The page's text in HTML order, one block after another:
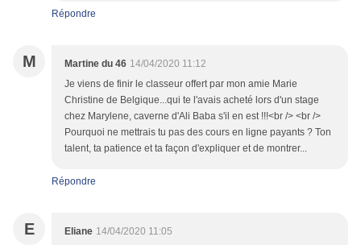
Répondre
M Martine du 46 14/04/2020 11:12
Je viens de finir le classeur offert par mon amie Marie
Christine de Belgique...qui te l'avais acheté lors d'un stage
chez Marylene, caverne d'Ali Baba s'il en est !!!<br /> <br />
Pourquoi ne mettrais tu pas des cours en ligne payants ? Ton
talent, ta patience et ta façon d'expliquer et de montrer...
Répondre
E Eliane 14/04/2020 11:05